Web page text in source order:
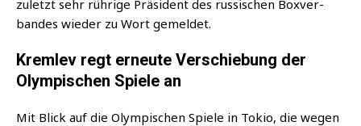
zuletzt sehr rüh­ri­ge Prä­si­dent des rus­si­schen Box­ver­
ban­des wie­der zu Wort gemeldet.
Kremlev regt erneute Verschiebung der
Olympischen Spiele an
Mit Blick auf die Olym­pi­schen Spie­le in Tokio, die wegen